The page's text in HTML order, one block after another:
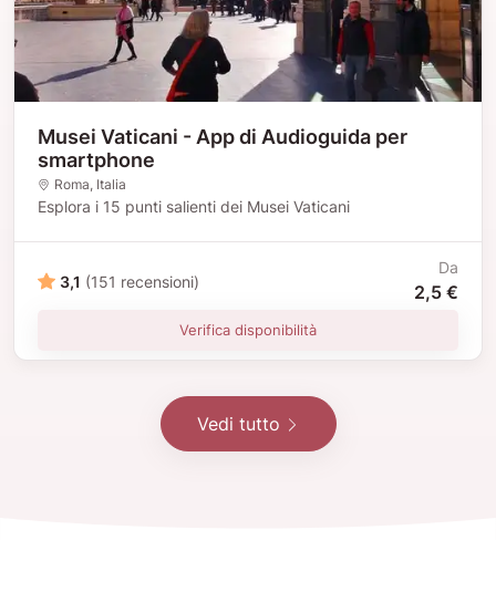
Musei Vaticani - App di Audioguida per
smartphone
Roma, Italia
Esplora i 15 punti salienti dei Musei Vaticani
3,1 (151 recensioni)
Da
2,5 €
Verifica disponibilità
Vedi tutto